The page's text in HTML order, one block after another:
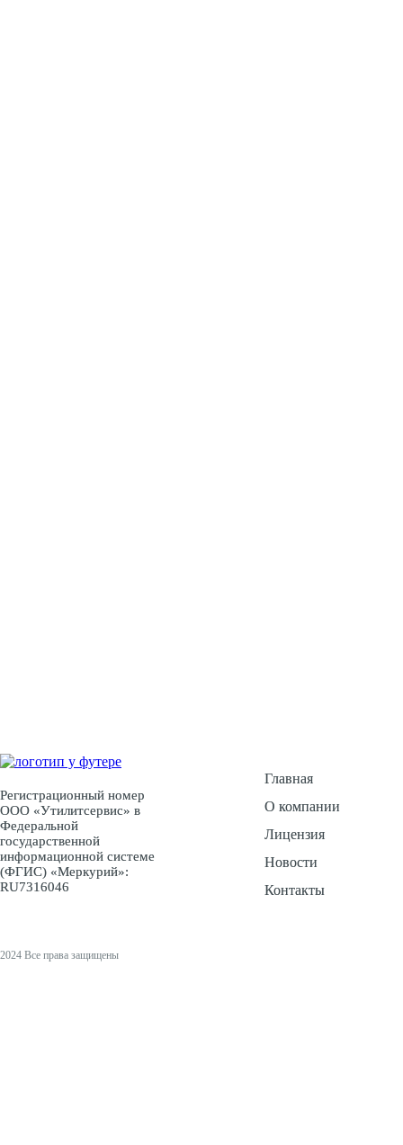
Регистрационный номер
ООО «Утилитсервис» в
Федеральной
государственной
информационной системе
(ФГИС) «Меркурий»:
RU7316046
2024 Все права защищены
Главная
О компании
Лицензия
Новости
Контакты